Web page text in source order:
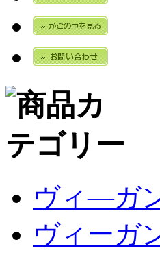
ヴィ―ガ
ヴィーガ